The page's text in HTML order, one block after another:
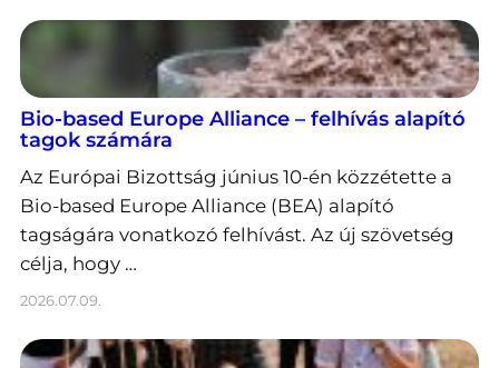
Bio-based Europe Alliance – felhívás alapító
tagok számára
Az Európai Bizottság június 10-én közzétette a
Bio-based Europe Alliance (BEA) alapító
tagságára vonatkozó felhívást. Az új szövetség
célja, hogy …
2026.07.09.